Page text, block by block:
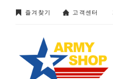
즐겨찾기 고객센터